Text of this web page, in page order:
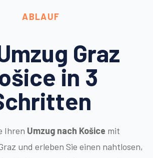
ABLAUF
Graz
in 3
Ihren Umzug nach Košice mit
und erleben Sie einen nahtlosen,